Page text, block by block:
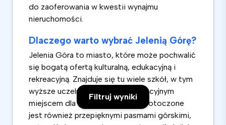
Filtruj wyniki
do zaoferowania w kwestii wynajmu
nieruchomości.
Dlaczego warto wybrać Jelenią Górę?
Jelenia Góra to miasto, które może pochwalić
się bogatą ofertą kulturalną, edukacyjną i
rekreacyjną. Znajduje się tu wiele szkół, w tym
wyższe uczelnie, co czyni je atrakcyjnym
miejscem dla studentów. Miasto otoczone
jest również przepięknymi pasmami górskimi,